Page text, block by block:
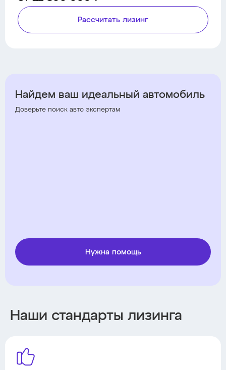
Рассчитать лизинг
Найдем ваш идеальный автомобиль
Доверьте поиск авто экспертам
Нужна помощь
Наши стандарты лизинга